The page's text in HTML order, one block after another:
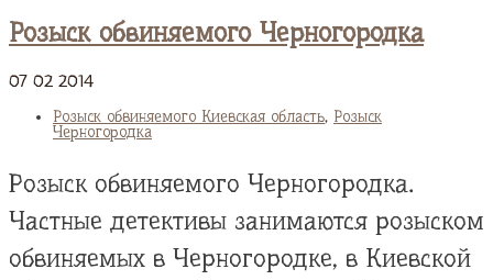
Розыск обвиняемого Черногородка
07 02 2014
Розыск обвиняемого Киевская область, Розыск
Черногородка
Розыск обвиняемого Черногородка.
Частные детективы занимаются розыском
обвиняемых в Черногородке, в Киевской